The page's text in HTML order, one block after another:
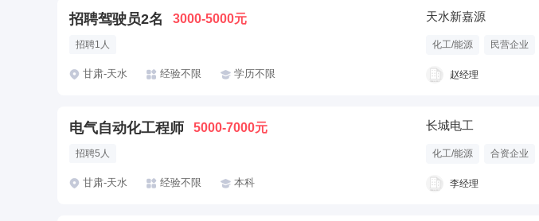
招聘驾驶员2名 3000-5000元
招聘1人
甘肃-天水 经验不限 学历不限
天水新嘉源
化工/能源 民营企业
赵经理
电气自动化工程师 5000-7000元
招聘5人
甘肃-天水 经验不限 本科
长城电工
化工/能源 合资企业
李经理